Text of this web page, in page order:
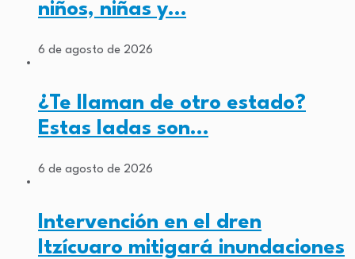
niños, niñas y…
6 de agosto de 2026
¿Te llaman de otro estado?
Estas ladas son…
6 de agosto de 2026
Intervención en el dren
Itzícuaro mitigará inundaciones